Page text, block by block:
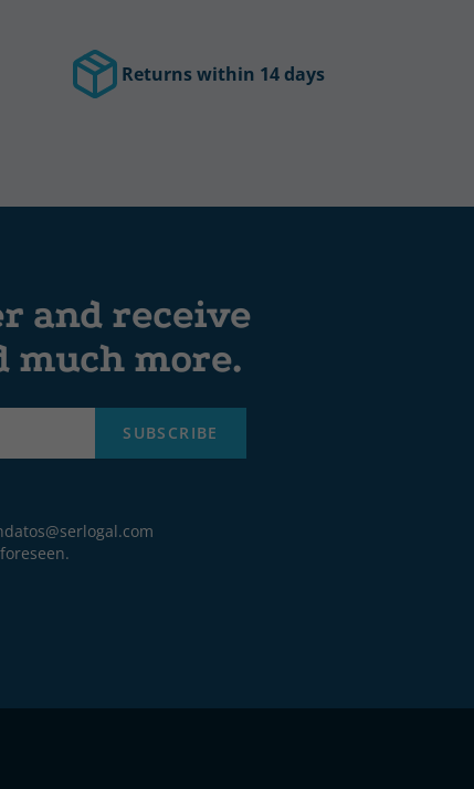
Returns within 14 days
and receive
much more.
SUBSCRIBE